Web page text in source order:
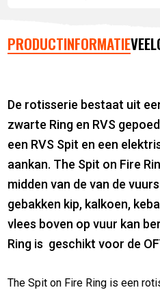
PRODUCTINFORMATIE
De rotisserie bestaat uit
zwarte Ring en RVS
een RVS Spit en een
aankan. The Spit on Fire
midden van de van de
gebakken kip, kalkoen,
vlees boven op vuur kan
Ring is geschikt voor de
The Spit on Fire Ring is een